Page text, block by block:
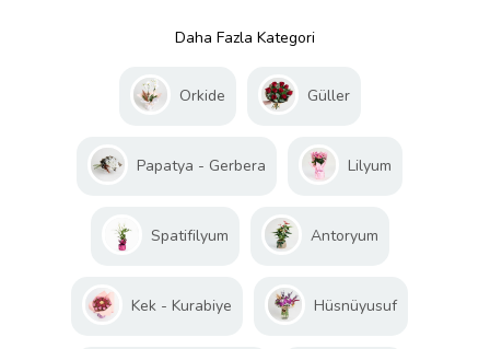
Daha Fazla Kategori
Orkide Güller
Papatya - Gerbera Lilyum
Spatifilyum Antoryum
Kek - Kurabiye Hüsnüyusuf